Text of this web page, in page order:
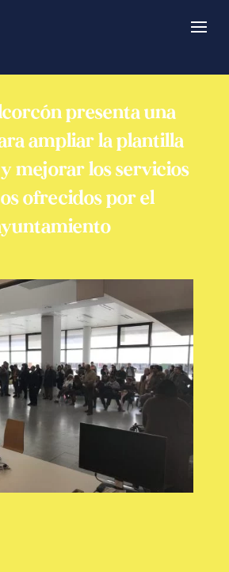
presenta una
ampliar la plantilla
mejorar los servicios
ofrecidos por el